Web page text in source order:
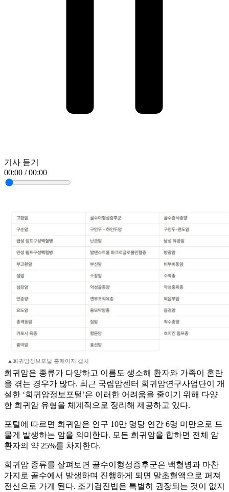
기사 듣기
00:00 / 00:00
▲희귀암정보포털 홈페이지 캡처
희귀암은 종류가 다양하고 이름도 생소해 환자와 가족이 혼란
을 겪는 경우가 많다. 최근 국립암센터 희귀암연구사업단이 개
설한 ‘희귀암정보포털’은 이러한 어려움을 줄이기 위해 다양
한 희귀암 유형을 체계적으로 정리해 제공하고 있다.
포털에 따르면 희귀암은 인구 10만 명당 연간 6명 미만으로 드
물게 발생하는 암을 의미한다. 모든 희귀암을 합하면 전체 암
환자의 약 25%를 차지한다.
희귀암 종류를 살펴보면 골수이형성증후군은 백혈병과 마찬
가지로 골수에서 발생하며 진행하게 되면 말초혈액으로 퍼져
전신으로 가게 된다. 조기검진법은 특별히 권장되는 것이 없지